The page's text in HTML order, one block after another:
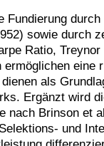
durch
sowie durch
Ratio, Treynor
ermöglichen eine
als
Ergänzt wird
nach Brinson et
und